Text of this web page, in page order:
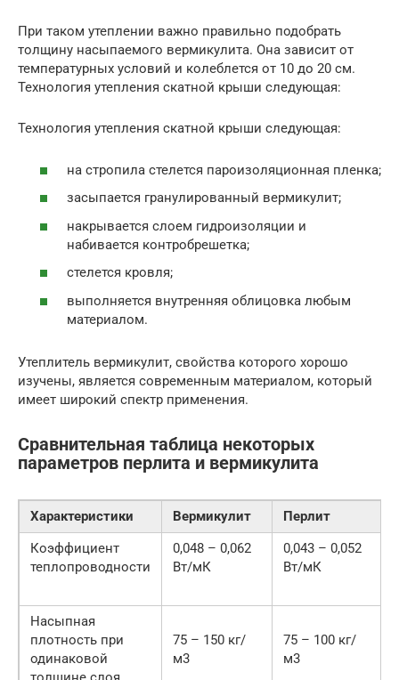
При таком утеплении важно правильно подобрать
толщину насыпаемого вермикулита. Она зависит от
температурных условий и колеблется от 10 до 20 см.
Технология утепления скатной крыши следующая:
Технология утепления скатной крыши следующая:
на стропила стелется пароизоляционная пленка;
засыпается гранулированный вермикулит;
накрывается слоем гидроизоляции и
набивается контробрешетка;
стелется кровля;
выполняется внутренняя облицовка любым
материалом.
Утеплитель вермикулит, свойства которого хорошо
изучены, является современным материалом, который
имеет широкий спектр применения.
Сравнительная таблица некоторых
параметров перлита и вермикулита
Характеристики Вермикулит
Перлит
Коэффициент
теплопроводности
0,048 – 0,062
Вт/мК
0,043 – 0,052
Вт/мК
Насыпная
плотность при
одинаковой
75 – 150 кг/
м3
75 – 100 кг/
м3